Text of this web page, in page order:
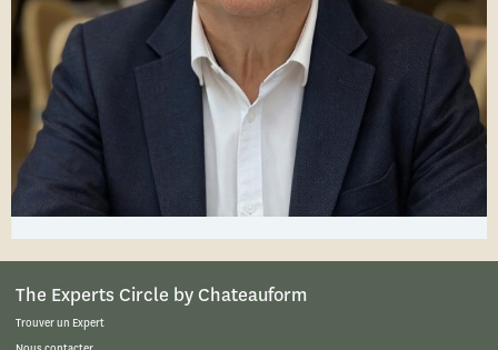
The Experts Circle by Chateauform
Trouver un Expert